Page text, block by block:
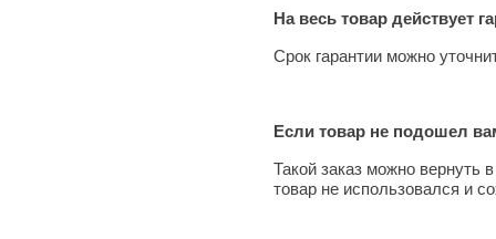
На весь товар действует
Срок гарантии можно
Если товар не подошел
Такой заказ можно вернуть
товар не использовался и